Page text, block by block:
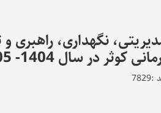
نگهداری، راهبری
در سال 1404- 1405